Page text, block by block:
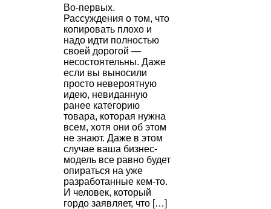
Во-первых.
Рассуждения о том, что
копировать плохо и
надо идти полностью
своей дорогой —
несостоятельны. Даже
если вы выносили
просто невероятную
идею, невиданную
ранее категорию
товара, которая нужна
всем, хотя они об этом
не знают. Даже в этом
случае ваша бизнес-
модель все равно будет
опираться на уже
разработанные кем-то.
И человек, который
гордо заявляет, что […]